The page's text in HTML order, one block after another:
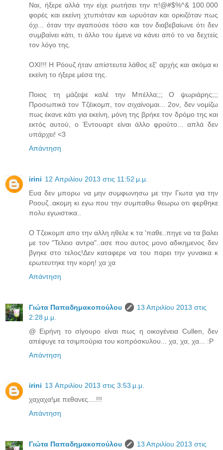
Ναι, ήξερε αλλά την είχε ρωτήσει την π!@#$%^& 100.000
φορές και εκείνη χτυπιόταν και ωρυόταν και ορκιζόταν πως
όχι... όταν την αγαπούσε τόσο και τον διαβεβαίωνε ότι δεν
συμβαίνει κάτι, τι άλλο του έμενε να κάνει από το να δεχτείς
τον λόγο της.
ΟΧΙ!!! Η Ρόουζ ήταν απίστευτα λάθος εξ' αρχής και ακόμα κι
εκείνη το ήξερε μέσα της.
Ποιος τη μάζεψε καλέ την Μπέλλα;;; Ο ψωριάρης;;;
Προσωπικά τον Τζέικομπ, τον σιχαίνομαι... 2ον, δεν νομίζω
πως έκανε κάτι για εκείνη, μόνη της βρήκε τον δρόμο της και
εκτός αυτού, ο Έντουαρτ είναι άλλο φρούτο... απλά δεν
υπάρχει! <3
Απάντηση
irini 12 Απριλίου 2013 στις 11:52 μ.μ.
Ευα δεν μπορω να μην συμφωνησω με την Γιωτα για την
Ροουζ..ακομη κι εγω που την συμπαθω θεωρω οτι φερθηκε
πολυ εγωιστικα..
Ο Τζεικομπ απο την αλλη ηθελε κ τα 'παθε..πηγε να τα βαλει
με τον "Τελειο αντρα"..ασε που αυτος μονο αδικημενος δεν
βγηκε στο τελος!Δεν καταφερε να του παρει την γυναικα κ
ερωτευτηκε την κορη! χα χα
Απάντηση
Γιώτα Παπαδημακοπούλου
13 Απριλίου 2013 στις
2:28 μ.μ.
@ Ειρήνη το σίγουρο είναι πως η οικογένεια Cullen, δεν
απέφυγε τα τσιμπούρια του κοπρόσκυλου... χα, χα, χα... :P
Απάντηση
irini 13 Απριλίου 2013 στις 3:53 μ.μ.
χαχαχα!με πεθανες....!!!
Απάντηση
Γιώτα Παπαδημακοπούλου 13 Απριλίου 2013 στις